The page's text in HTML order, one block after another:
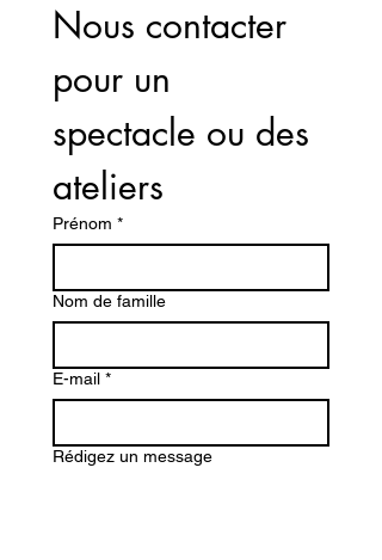
Nous contacter
pour un
spectacle ou des
ateliers
Prénom *
Nom de famille
E-mail *
Rédigez un message